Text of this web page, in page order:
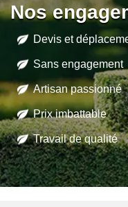
Nos
Devis et
Sans engagement
Artisan passionné
Prix imbattable
Travail de qualité